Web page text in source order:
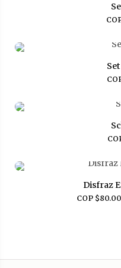
Disfraz
COP $